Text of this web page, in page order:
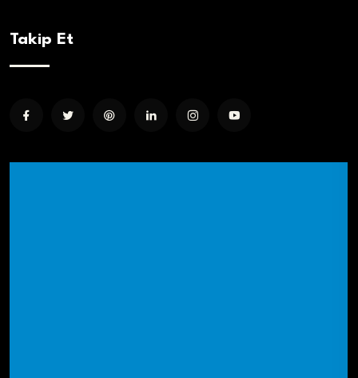
Takip Et